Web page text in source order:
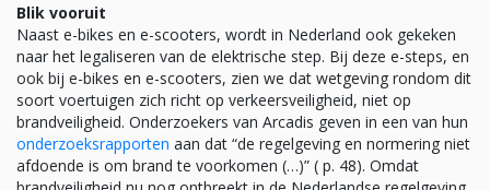
Blik vooruit
Naast e-bikes en e-scooters, wordt in Nederland ook gekeken
naar het legaliseren van de elektrische step. Bij deze e-steps, en
ook bij e-bikes en e-scooters, zien we dat wetgeving rondom dit
soort voertuigen zich richt op verkeersveiligheid, niet op
brandveiligheid. Onderzoekers van Arcadis geven in een van hun
onderzoeksrapporten aan dat “de regelgeving en normering niet
afdoende is om brand te voorkomen (…)” ( p. 48). Omdat